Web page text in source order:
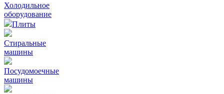
Холодильное
оборудование
Плиты
Стиральные
машины
Посудомоечные
машины